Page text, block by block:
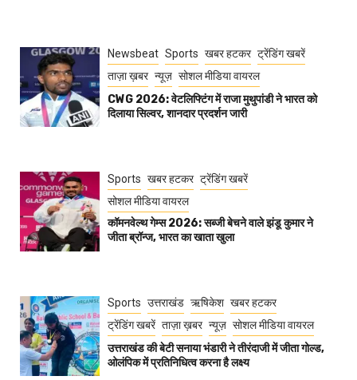
Newsbeat Sports खबर हटकर ट्रेंडिंग खबरें
ताज़ा ख़बर न्यूज़ सोशल मीडिया वायरल
CWG 2026: वेटलिफ्टिंग में राजा मुथुपांडी ने भारत को
दिलाया सिल्वर, शानदार प्रदर्शन जारी
Sports खबर हटकर ट्रेंडिंग खबरें
सोशल मीडिया वायरल
कॉमनवेल्थ गेम्स 2026: सब्जी बेचने वाले झंडू कुमार ने
जीता ब्रॉन्ज, भारत का खाता खुला
Sports उत्तराखंड ऋषिकेश खबर हटकर
ट्रेंडिंग खबरें ताज़ा ख़बर न्यूज़ सोशल मीडिया वायरल
उत्तराखंड की बेटी सनाया भंडारी ने तीरंदाजी में जीता गोल्ड,
ओलंपिक में प्रतिनिधित्व करना है लक्ष्य